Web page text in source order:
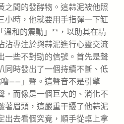
之間的發酵物。這蒜泥被他照
小時，他就要用手指彈一下缸
溫和的震動」**，以助其在精
沾專注於與蒜泥進行心靈交流
一些不對勁的信號。首先是聲
同時發出了一個持續不斷、低
——」聲。這聲音不是引擎
，而像是一個巨大的、消化不
著眉頭，這嚴重干擾了他蒜泥
出去看個究竟，順手從桌上拿